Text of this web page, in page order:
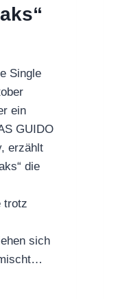
Single
ein
GUIDO
erzählt
die
trotz
sich